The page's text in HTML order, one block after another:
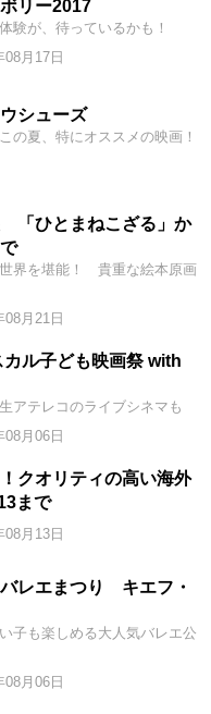
リー2017
験が、待っているかも！
月17日
シューズ
の夏、特にオススメの映画！
「ひとまねこざる」か
世界を堪能！ 貴重な絵本原画
月21日
ル子ども映画祭 with
アテレコのライブシネマも
月06日
クオリティの高い海外
まで
月13日
レエまつり キエフ・
子も楽しめる大人気バレエ公
月06日